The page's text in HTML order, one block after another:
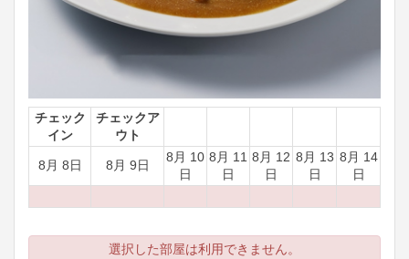
チェック
イン
チェックア
ウト
8月 8日 8月 9日
8月 10
日
8月 11
日
8月 12
日
8月 13
日
8月 14
日
選択した部屋は利用できません。